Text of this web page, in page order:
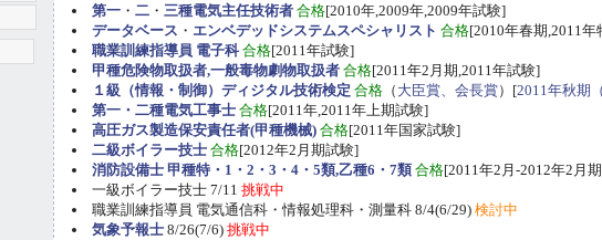
第一 ・ 二 ・ 三種電気主任技術者 合格[2010年,2009年,2009年試験]
データベース ・ エンベデッドシステムスペシャリスト 合格[2010年春期,2011年
職業訓練指導員 電子科 合格[2011年試験]
甲種危険物取扱者,一般毒物劇物取扱者 合格[2011年2月期,2011年試験]
１級（情報・制御）ディジタル技術検定 合格 （ 大臣賞、会長賞）[2011年秋期
第一・二種電気工事士 合格[2011年,2011年上期試験]
高圧ガス製造保安責任者(甲種機械) 合格[2011年国家試験]
二級ボイラー技士 合格[2012年2月期試験]
消防設備士 甲種特・1・2・3・4・5類,乙種6・7類 合格[2011年2月-2012年2月
一級ボイラー技士 7/11 挑戦中
職業訓練指導員 電気通信科・情報処理科・測量科 8/4(6/29) 検討中
気象予報士 8/26(7/6) 挑戦中